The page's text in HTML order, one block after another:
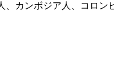
、カンボジア人、コロン